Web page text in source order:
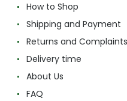
How to Shop
Shipping and Payment
Returns and Complaints
Delivery time
About Us
FAQ